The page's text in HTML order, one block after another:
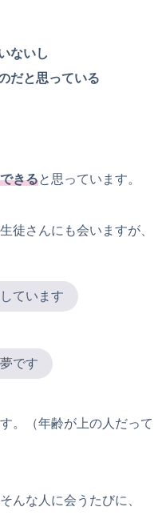
ないし
だと思っている
きると思っています。
徒さんにも会いますが、
ています
です
。（年齢が上の人だって
んな人に会うたびに、